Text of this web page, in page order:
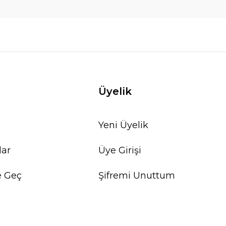
Geç
Üyelik
Yeni Üyelik
Üye Girişi
Şifremi Unuttum